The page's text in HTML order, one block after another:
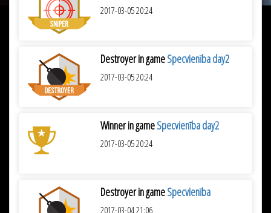
2017-03-05 20:24
Destroyer in gameSpecvienība day2
2017-03-05 20:24
Winner in gameSpecvienība day2
2017-03-05 20:24
Destroyer in gameSpecvienība
2017-03-04 21:06